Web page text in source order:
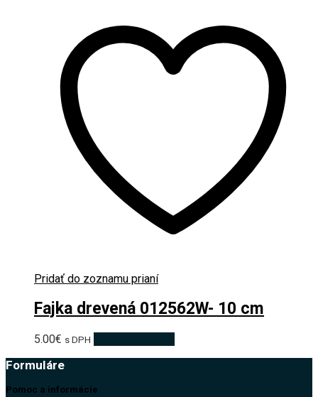
Pridať do zoznamu prianí
Fajka drevená 012562W- 10 cm
5.00€ s DPH
Formuláre
Pomoc a informácie